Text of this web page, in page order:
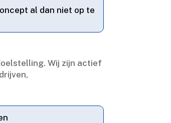
al dan niet op te
Wij zijn actief